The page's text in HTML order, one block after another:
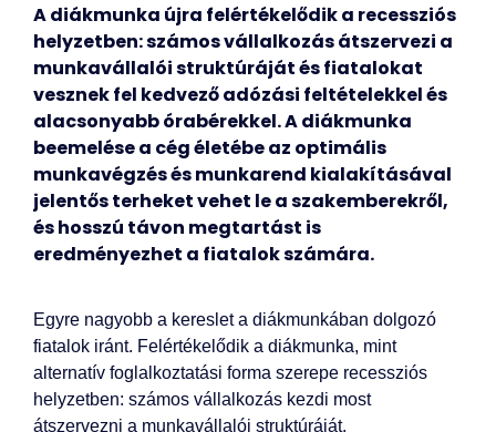
A diákmunka újra felértékelődik a recessziós
helyzetben: számos vállalkozás átszervezi a
munkavállalói struktúráját és fiatalokat
vesznek fel kedvező adózási feltételekkel és
alacsonyabb órabérekkel. A diákmunka
beemelése a cég életébe az optimális
munkavégzés és munkarend kialakításával
jelentős terheket vehet le a szakemberekről,
és hosszú távon megtartást is
eredményezhet a fiatalok számára.
Egyre nagyobb a kereslet a diákmunkában dolgozó
fiatalok iránt. Felértékelődik a diákmunka, mint
alternatív foglalkoztatási forma szerepe recessziós
helyzetben: számos vállalkozás kezdi most
átszervezni a munkavállalói struktúráját.